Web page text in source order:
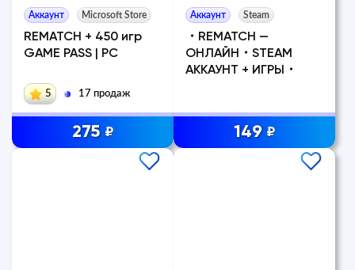
Аккаунт Microsoft Store
REMATCH + 450 игр
GAME PASS | PC
5 17 продаж
275 ₽
Аккаунт Steam
・REMATCH —
ОНЛАЙН・STEAM
АККАУНТ + ИГРЫ・
149 ₽